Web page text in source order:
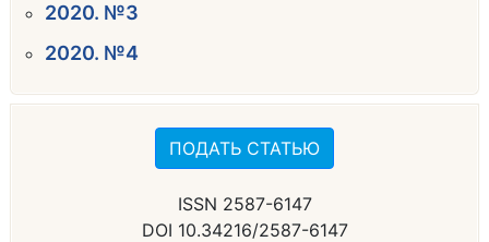
ПОДАТЬ СТАТЬЮ
ISSN 2587-6147
DOI 10.34216/2587-6147
2020. №3
2020. №4